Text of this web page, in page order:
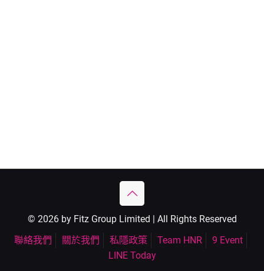
© 2026 by Fitz Group Limited | All Rights Reserved
聯絡我們
關於我們 私隱政策 Team HNR
9 Event
LINE Today